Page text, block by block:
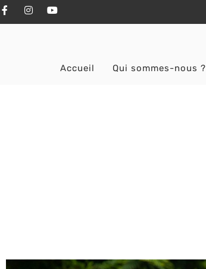
Accueil Qui sommes-nous ?